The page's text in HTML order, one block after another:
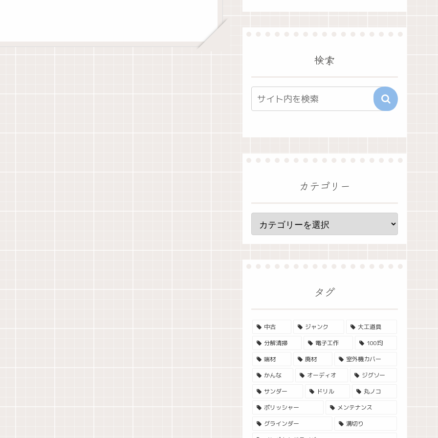
検索
カテゴリー
タグ
中古 ジャンク
大工道具
分解清掃
電子工作
100均
端材
廃材
室外機カバー
かんな
オーディオ
ジグソー
サンダー
ドリル
丸ノコ
ポリッシャー
メンテナンス
グラインダー
溝切り